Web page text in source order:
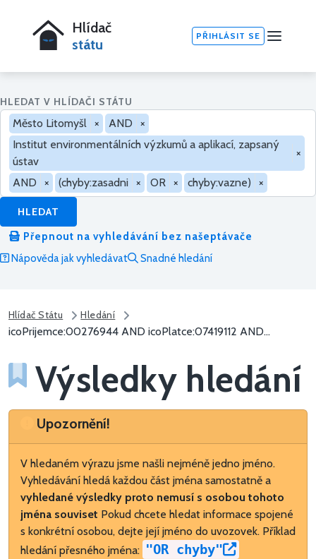
Hlídač
státu
PŘIHLÁSIT SE
HLEDAT V HLÍDAČI STÁTU
Město Litomyšl × AND
×
Institut environmentálních výzkumů a aplikací, zapsaný
ústav
×
AND × (chyby:zasadni × OR × chyby:vazne) ×
HLEDAT
Přepnout na vyhledávání bez našeptávače
Nápověda jak vyhledávat
Snadné hledání
Hlídač Státu Hledání
icoPrijemce:00276944 AND icoPlatce:07419112 AND...
Výsledky hledání
Upozornění
Upozornění!
V hledaném výrazu jsme našli nejméně jedno jméno.
Vyhledávání hledá každou část jména samostatně a
vyhledané výsledky proto nemusí s osobou tohoto
jména souviset Pokud chcete hledat informace spojené
s konkrétní osobou, dejte její jméno do uvozovek. Příklad
hledání přesného jména: "OR chyby"